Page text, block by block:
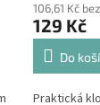
106,61 Kč
129 Kč
Do
Praktická